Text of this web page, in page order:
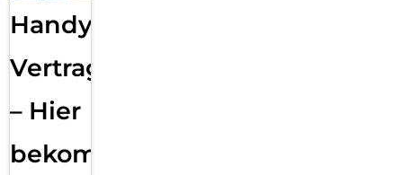
Handy
Vertragsabwicklung
– Hier
bekommst